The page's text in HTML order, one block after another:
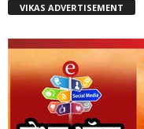
VIKAS ADVERTISEMENT